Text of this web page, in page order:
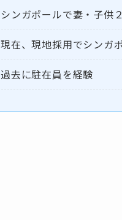
シンガポールで妻・子供
現在、現地採用でシンガ
過去に駐在員を経験